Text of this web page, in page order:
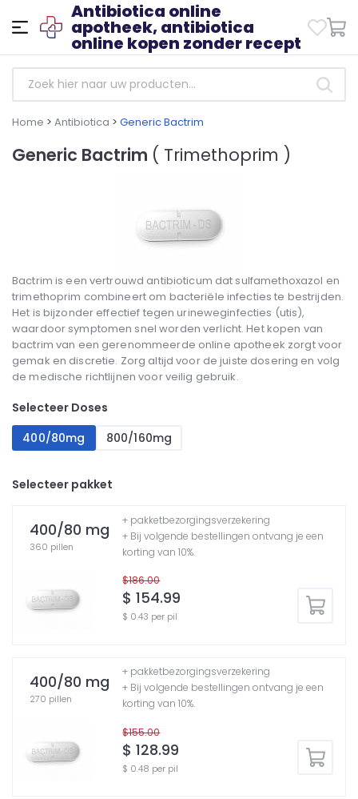
Antibiotica online
apotheek, antibiotica
online kopen zonder recept
Home > Antibiotica > Generic Bactrim
Generic Bactrim ( Trimethoprim )
Bactrim is een vertrouwd antibioticum dat sulfamethoxazol en
trimethoprim combineert om bacteriële infecties te bestrijden.
Het is bijzonder effectief tegen urineweginfecties (utis),
waardoor symptomen snel worden verlicht. Het kopen van
bactrim van een gerenommeerde online apotheek zorgt voor
gemak en discretie. Zorg altijd voor de juiste dosering en volg
de medische richtlijnen voor veilig gebruik.
Selecteer Doses
400/80mg
800/160mg
Selecteer pakket
400/80 mg
360 pillen
$186.00
$ 154.99
$ 0.43 per pil
+ pakketbezorgingsverzekering
+ Bij volgende bestellingen ontvang je een
korting van 10%.
400/80 mg
270 pillen
$155.00
$ 128.99
$ 0.48 per pil
+ pakketbezorgingsverzekering
+ Bij volgende bestellingen ontvang je een
korting van 10%.